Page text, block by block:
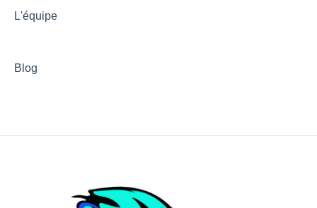
L'équipe
Blog